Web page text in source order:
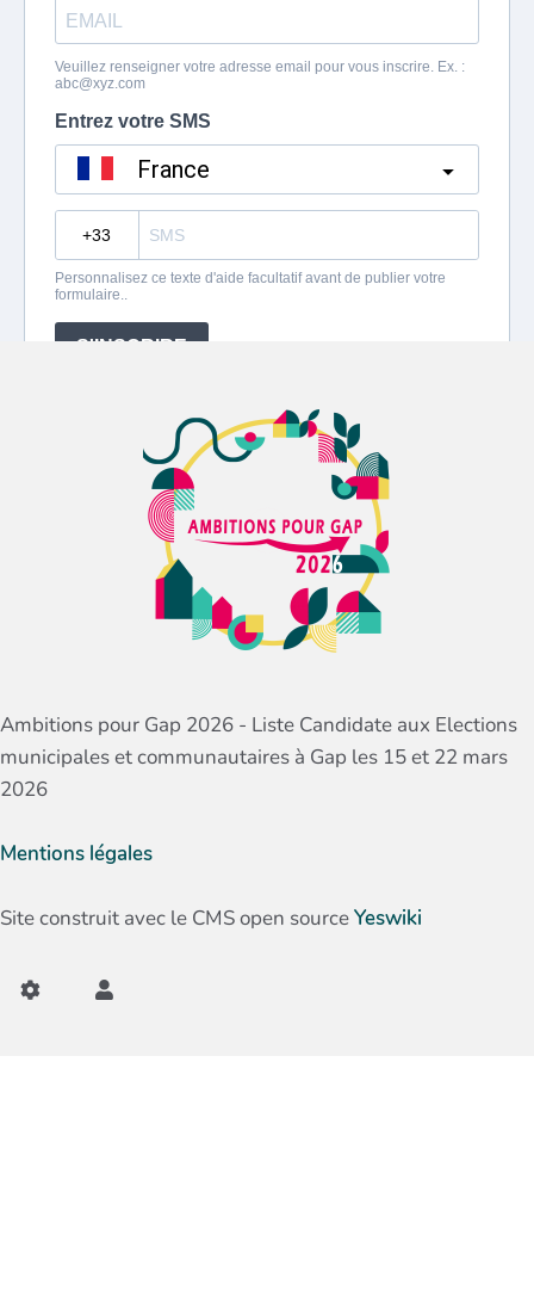
Ambitions pour Gap 2026 - Liste Candidate aux Elections
municipales et communautaires à Gap les 15 et 22 mars
2026
Mentions légales
Site construit avec le CMS open sourceYeswiki